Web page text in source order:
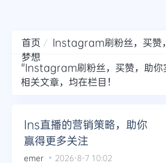
首页
Instagram刷粉丝，买赞
梦想
"Instagram刷粉丝，买赞，助你
相关文章，均在栏目！
Ins直播的营销策略，助你
赢得更多关注
emer 2026-8-7 10:02